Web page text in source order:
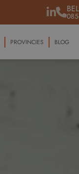
PROVINCIES BLOG